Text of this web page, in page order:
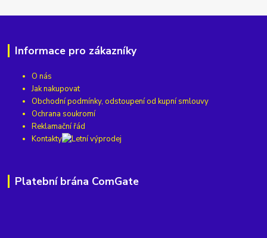
Informace pro zákazníky
O nás
Jak nakupovat
Obchodní podmínky, odstoupení od kupní smlouvy
Ochrana soukromí
Reklamační řád
Kontakty
Platební brána ComGate